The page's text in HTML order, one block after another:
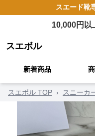
スエード靴
10,000円以
スエボル
新着商品
スエボル TOP › スニーカ